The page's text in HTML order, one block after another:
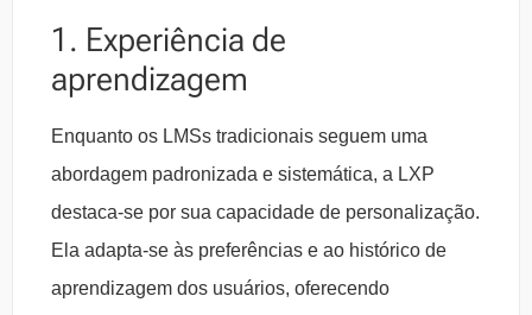
1. Experiência de
aprendizagem
Enquanto os LMSs tradicionais seguem uma
abordagem padronizada e sistemática, a LXP
destaca-se por sua capacidade de personalização.
Ela adapta-se às preferências e ao histórico de
aprendizagem dos usuários, oferecendo